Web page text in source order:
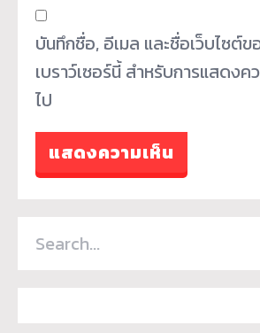
บันทึกชื่อ, อีเมล และชื่อเว็บไซต์
เบราว์เซอร์นี้ สำหรับการแสดงค
ไป